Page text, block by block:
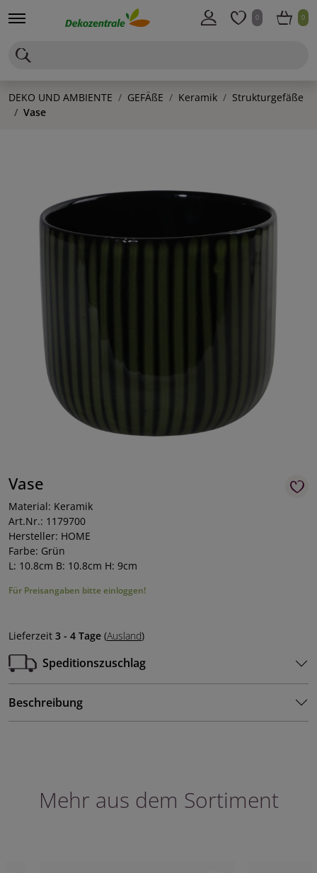
0 0
DEKO UND AMBIENTE GEFÄßE Keramik
Strukturgefäße
Vase
Vase
Material: Keramik
Art.Nr.: 1179700
Hersteller: HOME
Farbe: Grün
L: 10.8cm B: 10.8cm H: 9cm
Für Preisangaben bitte einloggen!
Lieferzeit 3 - 4 Tage (Ausland)
Speditionszuschlag
Beschreibung
Mehr aus dem Sortiment